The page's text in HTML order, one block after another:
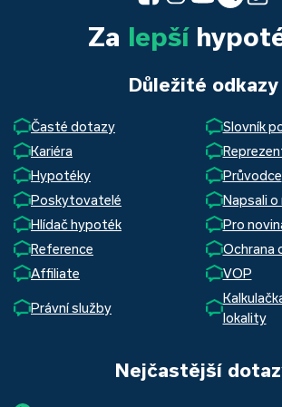
Za lepší
Důležité odkazy
Časté dotazy
Slovník
Kariéra
Hypotéky
Průvodce
Poskytovatelé
Napsali o
Hlídač hypoték
Pro
Reference
Ochrana
Affiliate
VOP
Právní služby
lokality
Nejčastější